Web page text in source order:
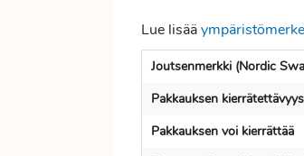
Lue lisää
Joutsenmerkki (Nordic
Pakkauksen
Pakkauksen voi kierrättää